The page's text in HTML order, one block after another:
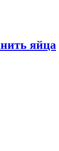
яйца